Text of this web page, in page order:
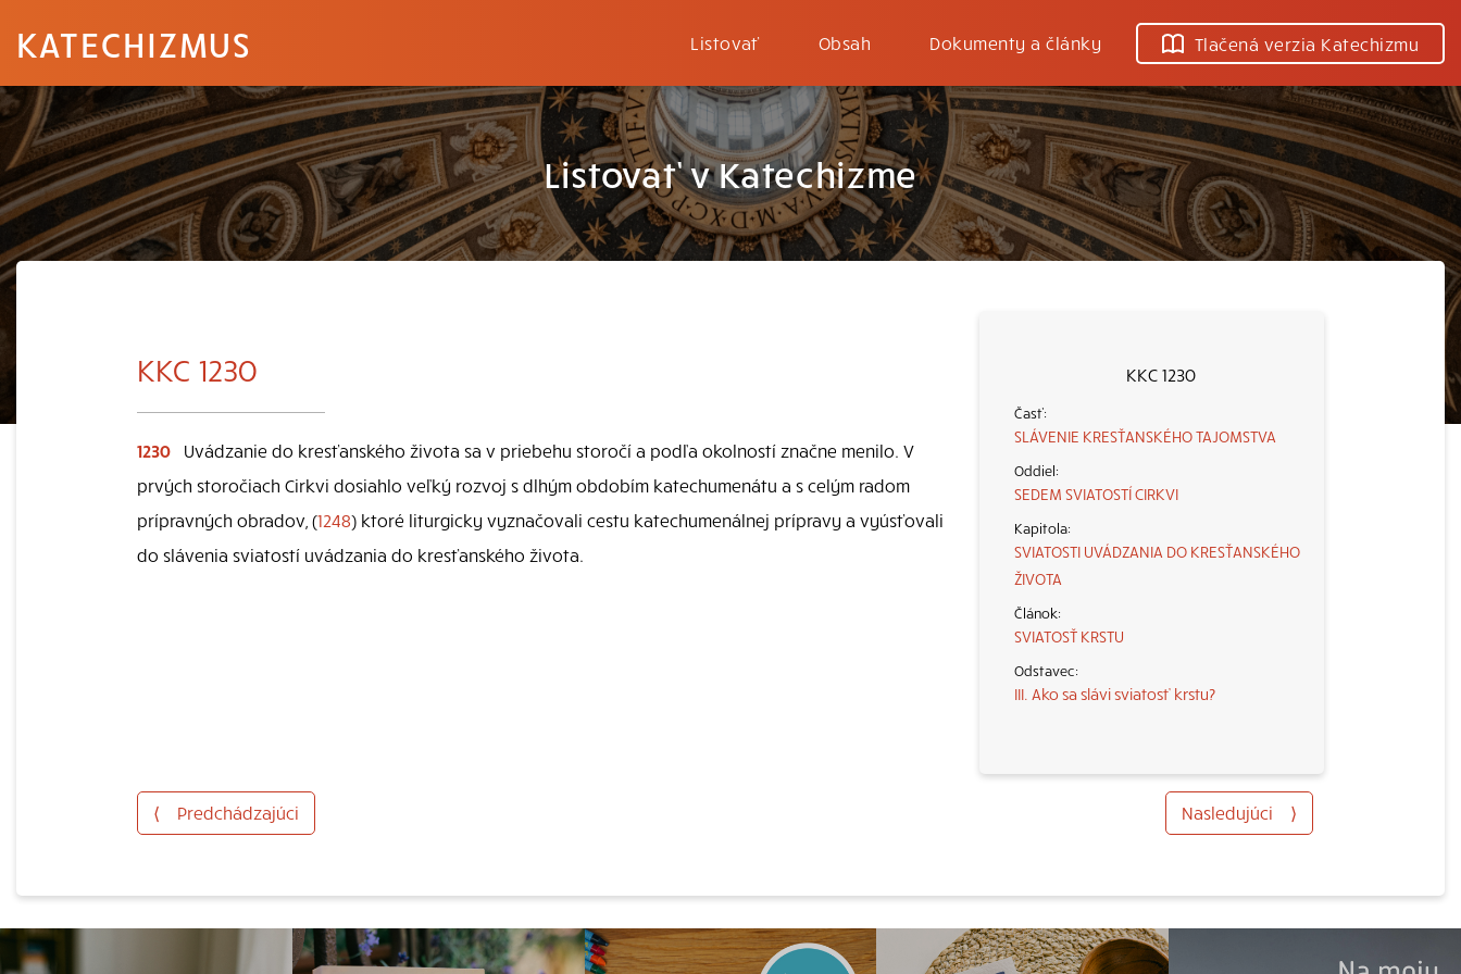
KATECHIZMUS Listovať Obsah Dokumenty a články Tlačená verzia Katechizmu
Listovať v Katechizme
KKC 1230
SLÁVENIE KRESŤANSKÉHO TAJOMSTVA
SEDEM SVIATOSTÍ CIRKVI
SVIATOSTI UVÁDZANIA DO KRESŤANSKÉHO
ŽIVOTA
SVIATOSŤ KRSTU
III. Ako sa slávi sviatosť krstu?
KKC 1230
1230
Uvádzanie do kresťanského života sa v priebehu storočí a podľa okolností značne menilo. V
prvých storočiach Cirkvi dosiahlo veľký rozvoj s dlhým obdobím katechumenátu a s celým radom
prípravných obradov, (1248) ktoré liturgicky vyznačovali cestu katechumenálnej prípravy a vyúsťovali
do slávenia sviatostí uvádzania do kresťanského života.
⟨ Predchádzajúci Nasledujúci ⟩